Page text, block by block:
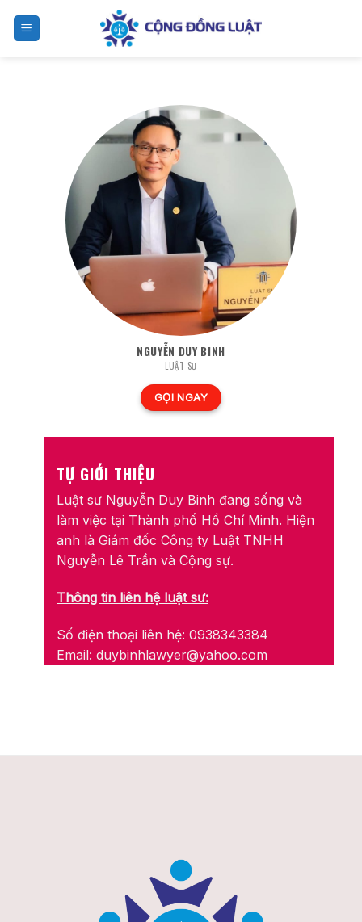
NGUYỄN DUY BINH
LUẬT SƯ
GỌI NGAY
TỰ GIỚI THIỆU
Luật sư Nguyễn Duy Binh đang sống và
làm việc tại Thành phố Hồ Chí Minh. Hiện
anh là Giám đốc Công ty Luật TNHH
Nguyễn Lê Trần và Cộng sự.
Thông tin liên hệ luật sư:
Số điện thoại liên hệ: 0938343384
Email: duybinhlawyer@yahoo.com